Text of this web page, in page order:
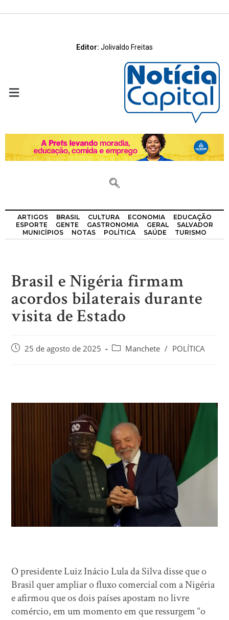
Editor: Jolivaldo Freitas
ARTIGOS BRASIL CULTURA ECONOMIA
EDUCAÇÃO
ESPORTE
GENTE GASTRONOMIA GERAL
SALVADOR
MUNICÍPIOS
NOTAS POLÍTICA SAÚDE TURISMO
Brasil e Nigéria firmam
acordos bilaterais durante
visita de Estado
25 de agosto de 2025 Manchete / POLÍTICA
O presidente Luiz Inácio Lula da Silva disse que o
Brasil quer ampliar o fluxo comercial com a Nigéria
e afirmou que os dois países apostam no livre
comércio, em um momento em que ressurgem “o